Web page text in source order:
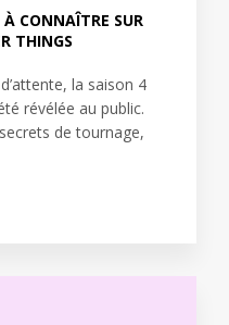
À CONNAÎTRE SUR
THINGS
la saison 4
révélée au public.
de tournage,